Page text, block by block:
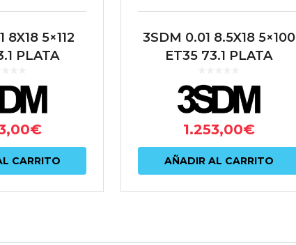
8X18 5×112
PLATA
€
CARRITO
3SDM 0.01 8.5X18 5×100
ET35 73.1 PLATA
1.253,00€
AÑADIR AL CARRITO